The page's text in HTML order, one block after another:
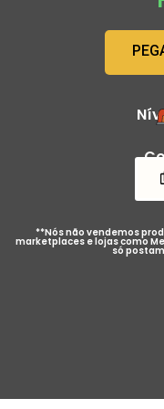
**Nós não vendemos
marketplaces e lojas como
só